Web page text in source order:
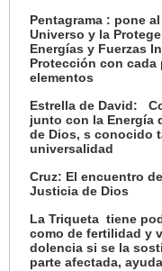
Pentagrama : pone
Universo y la
Energías y Fuerzas
Protección con cada
elementos
Estrella de David:
junto con la Energía
de Dios, s conocido
universalidad
Cruz: El encuentro
Justicia de Dios
La Triquetatiene
como de fertilidad y
dolencia si se la
parte afectada,